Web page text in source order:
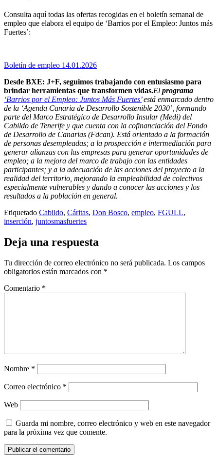
Consulta aquí todas las ofertas recogidas en el boletín semanal de
empleo que elabora el equipo de ‘Barrios por el Empleo: Juntos más
Fuertes’:
Boletín de empleo 14.01.2026
Desde BXE: J+F, seguimos trabajando con entusiasmo para
brindar herramientas que transformen vidas.El programa
‘Barrios por el Empleo: Juntos Más Fuertes’está enmarcado dentro
de la ‘Agenda Canaria de Desarrollo Sostenible 2030’, formando
parte del Marco Estratégico de Desarrollo Insular (Medi) del
Cabildo de Tenerife y que cuenta con la cofinanciación del Fondo
de Desarrollo de Canarias (Fdcan). Está orientado a la formación
de personas desempleadas; a la prospección e intermediación para
generar alianzas con las empresas para generar oportunidades de
empleo; a la mejora del marco de trabajo con las entidades
participantes; y a la adecuación de las acciones del proyecto a la
realidad del territorio, mejorando la empleabilidad de colectivos
especialmente vulnerables y dando a conocer las acciones y los
resultados a la población en general.
Etiquetado Cabildo, Cáritas, Don Bosco, empleo, FGULL,
inserción, juntosmasfuertes
Deja una respuesta
Tu dirección de correo electrónico no será publicada. Los campos
obligatorios están marcados con *
Comentario *
Nombre *
Correo electrónico *
Web
Guarda mi nombre, correo electrónico y web en este navegador
para la próxima vez que comente.